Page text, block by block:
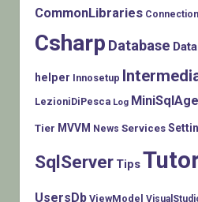
CommonLibraries
Csharp Database
helper Innosetup
LezioniDiPesca Log
Tier MVVM News Services
SqlServer Tips
UsersDb ViewModel